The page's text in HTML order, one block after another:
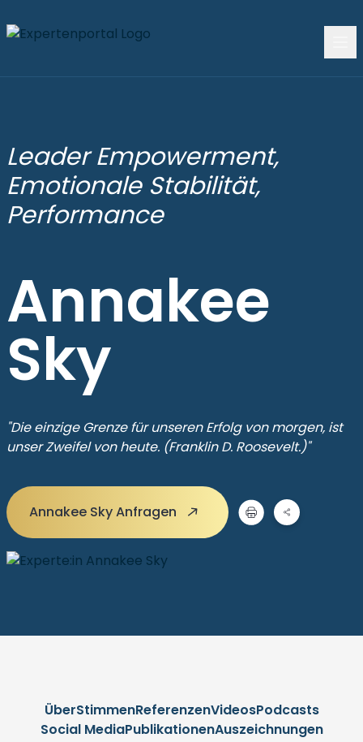
Leader Empowerment,
Emotionale Stabilität,
Performance
Annakee
Sky
"Die einzige Grenze für unseren Erfolg von morgen, ist
unser Zweifel von heute. (Franklin D. Roosevelt.)"
Annakee Sky Anfragen
ÜberStimmenReferenzenVideosPodcasts
Social MediaPublikationenAuszeichnungen